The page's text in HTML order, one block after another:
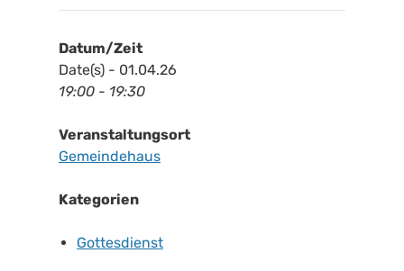
Datum/Zeit
Date(s) - 01.04.26
19:00 - 19:30
Veranstaltungsort
Gemeindehaus
Kategorien
Gottesdienst